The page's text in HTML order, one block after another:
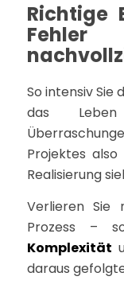
Richtige
So intensiv Sie
das
Projektes
Realisierung
Verlieren Sie
Prozess –
Komplexität
daraus